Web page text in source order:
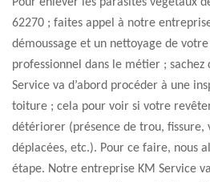
62270 ; faites appel à notre
démoussage et un nettoyage de
professionnel dans le métier ;
Service va d’abord procéder à une
toiture ; cela pour voir si votre
détériorer (présence de trou, fissure,
déplacées, etc.). Pour ce faire, nous
étape. Notre entreprise KM Service